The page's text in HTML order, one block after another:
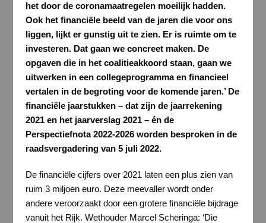
het door de coronamaatregelen moeilijk hadden.
Ook het financiële beeld van de jaren die voor ons
liggen, lijkt er gunstig uit te zien. Er is ruimte om te
investeren. Dat gaan we concreet maken. De
opgaven die in het coalitieakkoord staan, gaan we
uitwerken in een collegeprogramma en financieel
vertalen in de begroting voor de komende jaren.’ De
financiële jaarstukken – dat zijn de jaarrekening
2021 en het jaarverslag 2021 – én de
Perspectiefnota 2022-2026 worden besproken in de
raadsvergadering van 5 juli 2022.
De financiële cijfers over 2021 laten een plus zien van
ruim 3 miljoen euro. Deze meevaller wordt onder
andere veroorzaakt door een grotere financiële bijdrage
vanuit het Rijk. Wethouder Marcel Scheringa: ‘Die